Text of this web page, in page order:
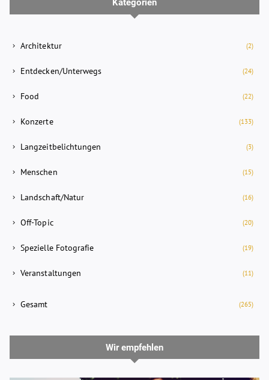
Kategorien
Architektur (2)
Entdecken/Unterwegs (24)
Food (22)
Konzerte (133)
Langzeitbelichtungen (3)
Menschen (15)
Landschaft/Natur (16)
Off-Topic (20)
Spezielle Fotografie (19)
Veranstaltungen (11)
Gesamt (265)
Wir empfehlen